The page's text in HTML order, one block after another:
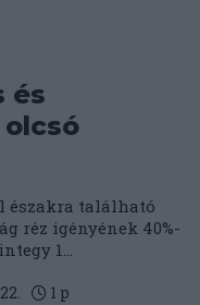
és
olcsó
északra található
réz igényének 40%-
1...
1 p